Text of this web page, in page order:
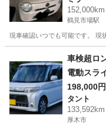
鶴見市場駅
現車確認いつでも可能です。 現
鶴見市
車検超ロ
電動スラ
198,000円
タント
厚木市